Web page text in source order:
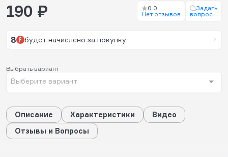
Выбрать вариант
Выберите вариант
190 ₽
0.0
Нет отзывов
Задать
вопрос
8 будет начислено за покупку
Описание Характеристики
Видео
Отзывы и Вопросы